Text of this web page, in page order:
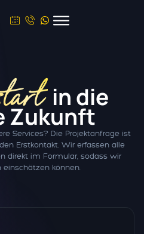
in die
Zukunft
Services? Die Projektanfrage ist
Erstkontakt. Wir erfassen alle
direkt im Formular, sodass wir
einschätzen können.